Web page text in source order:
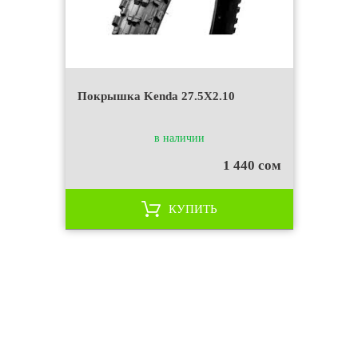
Покрышка Kenda 27.5X2.10
в наличии
1 440 сом
КУПИТЬ